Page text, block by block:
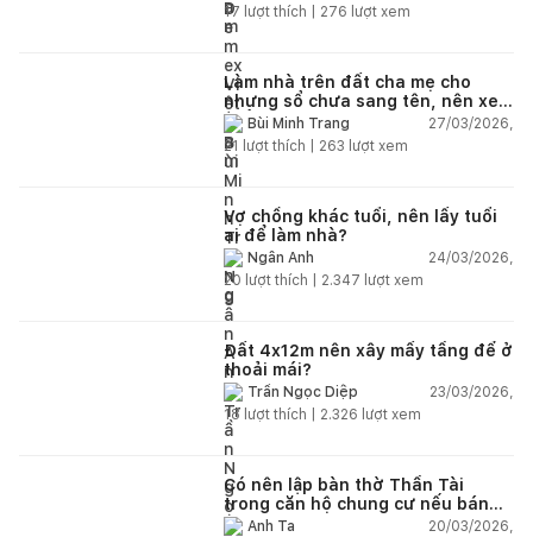
17 lượt thích | 276 lượt xem
Làm nhà trên đất cha mẹ cho
nhưng sổ chưa sang tên, nên xem
tuổi ai?
Bùi Minh Trang
27/03/2026,
21
lượt thích | 263 lượt xem
Vợ chồng khác tuổi, nên lấy tuổi
ai để làm nhà?
Ngân Anh
24/03/2026,
20 lượt thích | 2.347 lượt xem
Đất 4x12m nên xây mấy tầng để ở
thoải mái?
Trần Ngọc Diệp
23/03/2026,
18 lượt thích | 2.326 lượt xem
Có nên lập bàn thờ Thần Tài
trong căn hộ chung cư nếu bán
hàng online?
Anh Ta
20/03/2026,